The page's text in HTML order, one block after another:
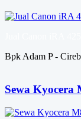
Bpk Adam P -
Sewa Kyocera